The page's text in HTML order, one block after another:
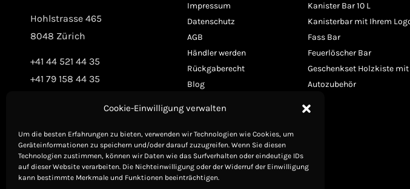
Cookie-Einwilligung verwalten
Um die besten Erfahrungen zu bieten, verwenden wir Technologien wie Cookies, um
Geräteinformationen zu speichern und/oder darauf zuzugreifen. Wenn Sie diesen
Technologien zustimmen, können wir Daten wie das Surfverhalten oder eindeutige IDs
auf dieser Website verarbeiten. Die Nichteinwilligung oder der Widerruf der Einwilligung
kann bestimmte Merkmale und Funktionen beeinträchtigen.
Hohlstrasse 465
8048 Zürich
+41 44 521 44 35
+41 79 158 44 35
Impressum
Datenschutz
AGB
Händler werden
Rückgaberecht
Blog
Kanister Bar 10 L
Kanisterbar mit Ihrem
Fass Bar
Feuerlöscher Bar
Geschenkset Holzkiste mit
Autozubehör